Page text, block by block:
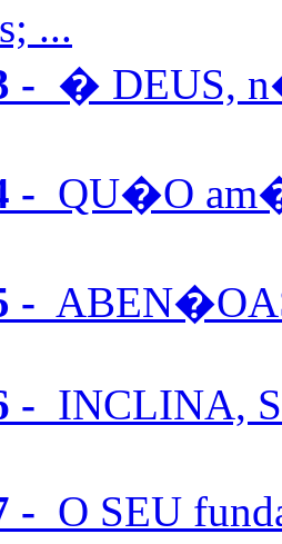
...
- � DEUS,
- QU�O
-
- INCLINA,
- O SEU